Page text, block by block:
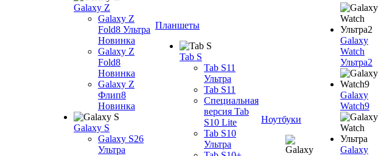
Galaxy Z
Galaxy Z
Fold8 Ультра
Новинка
Galaxy Z
Fold8
Новинка
Galaxy Z
Флип8
Новинка
Galaxy S
Galaxy S26
Ультра
Планшеты
Tab S
Tab S11
Ультра
Tab S11
Специальная
версия Tab
S10 Lite
Tab S10
Ультра
Ноутбуки
Galaxy
Watch
Ультра2
Galaxy
Watch9
Galaxy